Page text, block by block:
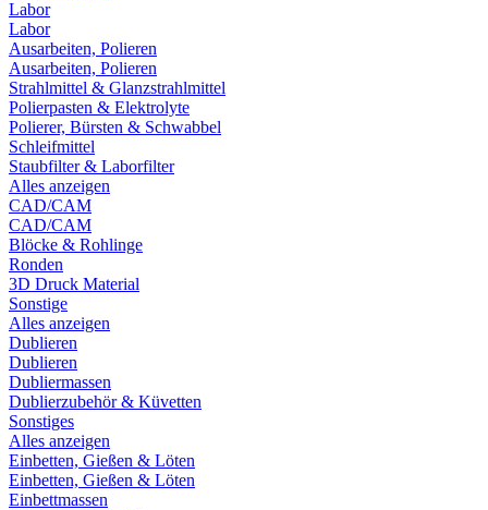
Labor
Labor
Ausarbeiten, Polieren
Ausarbeiten, Polieren
Strahlmittel & Glanzstrahlmittel
Polierpasten & Elektrolyte
Polierer, Bürsten & Schwabbel
Schleifmittel
Staubfilter & Laborfilter
Alles anzeigen
CAD/CAM
CAD/CAM
Blöcke & Rohlinge
Ronden
3D Druck Material
Sonstige
Alles anzeigen
Dublieren
Dublieren
Dubliermassen
Dublierzubehör & Küvetten
Sonstiges
Alles anzeigen
Einbetten, Gießen & Löten
Einbetten, Gießen & Löten
Einbettmassen